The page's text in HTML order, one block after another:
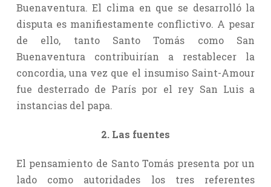
Buenaventura. El clima en que se desarrolló la
disputa es manifiestamente conflictivo. A pesar
de ello, tanto Santo Tomás como San
Buenaventura contribuirían a restablecer la
concordia, una vez que el insumiso Saint-Amour
fue desterrado de París por el rey San Luis a
instancias del papa.
2. Las fuentes
El pensamiento de Santo Tomás presenta por un
lado como autoridades los tres referentes